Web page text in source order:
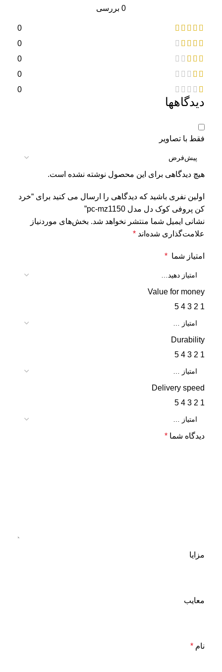
0 بررسی
0
0
0
0
0
دیدگاهها
فقط با تصاویر
هیچ دیدگاهی برای این محصول نوشته نشده است.
اولین نفری باشید که دیدگاهی را ارسال می کنید برای “خرد
کن پروفی کوک دل مدل pc-mz1150”
نشانی ایمیل شما منتشر نخواهد شد. بخش‌های موردنیاز
علامت‌گذاری شده‌اند *
امتیاز شما *
Value for money
1
2
3
4
5
Durability
1
2
3
4
5
Delivery speed
1
2
3
4
5
دیدگاه شما *
مزایا
معایب
نام *